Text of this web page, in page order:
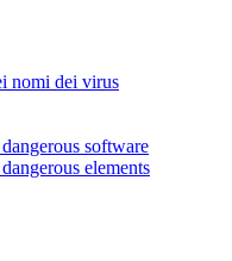
nomi dei virus
software
elements